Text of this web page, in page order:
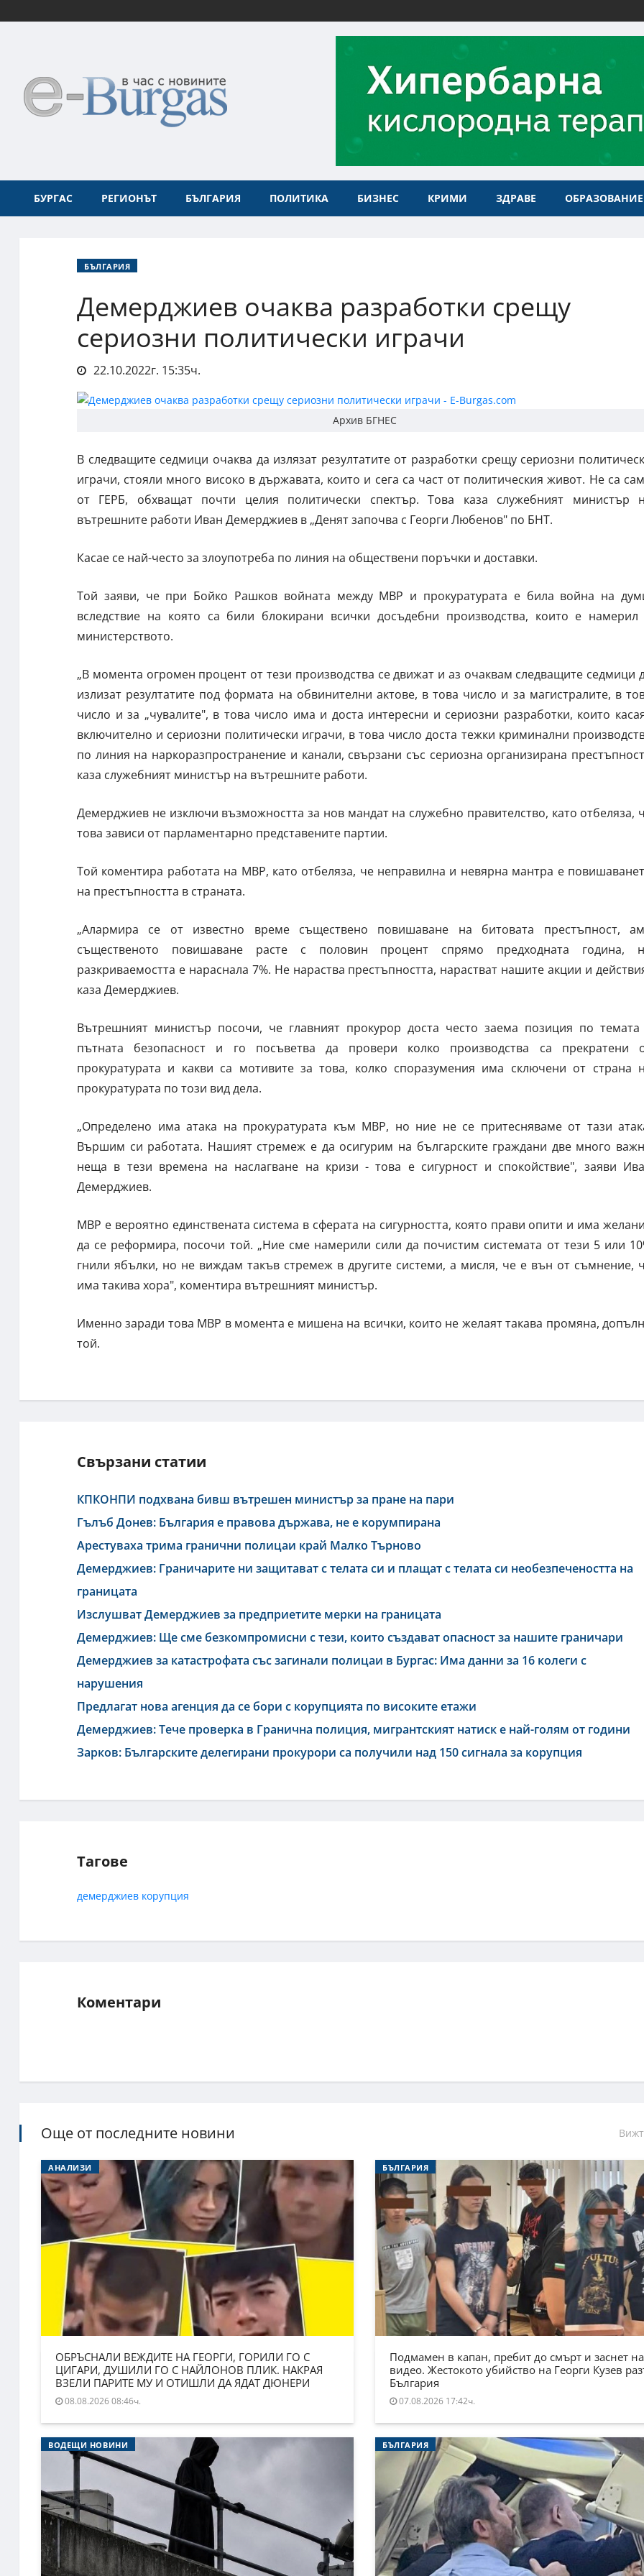
БУРГАС РЕГИОНЪТ БЪЛГАРИЯ ПОЛИТИКА БИЗНЕС КРИМИ ЗДРАВЕ ОБРАЗОВАНИЕ
БЪЛГАРИЯ
Демерджиев очаква разработки срещу
сериозни политически играчи
22.10.2022г. 15:35ч.
Архив БГНЕС
В следващите седмици очаква да излязат резултатите от разработки срещу сериозни
играчи, стояли много високо в държавата, които и сега са част от политическия живот. Не са
от ГЕРБ, обхващат почти целия политически спектър. Това каза служебният министър
вътрешните работи Иван Демерджиев в „Денят започва с Георги Любенов" по БНТ.
Касае се най-често за злоупотреба по линия на обществени поръчки и доставки.
Той заяви, че при Бойко Рашков войната между МВР и прокуратурата е била война на
вследствие на която са били блокирани всички досъдебни производства, които е намерил
министерството.
„В момента огромен процент от тези производства се движат и аз очаквам следващите седмици
излизат резултатите под формата на обвинителни актове, в това число и за магистралите, в
число и за „чувалите", в това число има и доста интересни и сериозни разработки, които
включително и сериозни политически играчи, в това число доста тежки криминални
по линия на наркоразпространение и канали, свързани със сериозна организирана
каза служебният министър на вътрешните работи.
Демерджиев не изключи възможността за нов мандат на служебно правителство, като отбеляза,
това зависи от парламентарно представените партии.
Той коментира работата на МВР, като отбеляза, че неправилна и невярна мантра е
на престъпността в страната.
„Алармира се от известно време съществено повишаване на битовата престъпност,
същественото повишаване расте с половин процент спрямо предходната година,
разкриваемостта е нараснала 7%. Не нараства престъпността, нарастват нашите акции и
каза Демерджиев.
Вътрешният министър посочи, че главният прокурор доста често заема позиция по темата
пътната безопасност и го посъветва да провери колко производства са прекратени
прокуратурата и какви са мотивите за това, колко споразумения има сключени от страна
прокуратурата по този вид дела.
„Определено има атака на прокуратурата към МВР, но ние не се притесняваме от тази
Вършим си работата. Нашият стремеж е да осигурим на българските граждани две много
неща в тези времена на наслагване на кризи - това е сигурност и спокойствие", заяви
Демерджиев.
МВР е вероятно единствената система в сферата на сигурността, която прави опити и има
да се реформира, посочи той. „Ние сме намерили сили да почистим системата от тези 5 или
гнили ябълки, но не виждам такъв стремеж в другите системи, а мисля, че е вън от съмнение,
има такива хора", коментира вътрешният министър.
Именно заради това МВР в момента е мишена на всички, които не желаят такава промяна,
той.
Свързани статии
КПКОНПИ подхвана бивш вътрешен министър за пране на пари
Гълъб Донев: България е правова държава, не е корумпирана
Арестуваха трима гранични полицаи край Малко Търново
Демерджиев: Граничарите ни защитават с телата си и плащат с телата си необезпечеността на
границата
Изслушват Демерджиев за предприетите мерки на границата
Демерджиев: Ще сме безкомпромисни с тези, които създават опасност за нашите граничари
Демерджиев за катастрофата със загинали полицаи в Бургас: Има данни за 16 колеги с
нарушения
Предлагат нова агенция да се бори с корупцията по високите етажи
Демерджиев: Тече проверка в Гранична полиция, мигрантският натиск е най-голям от години
Зарков: Българските делегирани прокурори са получили над 150 сигнала за корупция
Тагове
демерджиев корупция
Коментари
Още от последните новини
АНАЛИЗИ
ОБРЪСНАЛИ ВЕЖДИТЕ НА ГЕОРГИ, ГОРИЛИ ГО С
ЦИГАРИ, ДУШИЛИ ГО С НАЙЛОНОВ ПЛИК. НАКРАЯ
ВЗЕЛИ ПАРИТЕ МУ И ОТИШЛИ ДА ЯДАТ ДЮНЕРИ
08.08.2026 08:46ч.
БЪЛГАРИЯ
Подмамен в капан, пребит до смърт и заснет на
видео. Жестокото убийство на Георги Кузев
България
07.08.2026 17:42ч.
ВОДЕЩИ НОВИНИ БЪЛГАРИЯ